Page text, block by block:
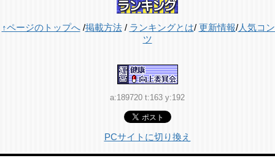
↑ページのトップへ/掲載方法/ ランキングとは/ 更新情報/人気コ
ツ
a:189720 t:163 y:192
PCサイトに切り換え